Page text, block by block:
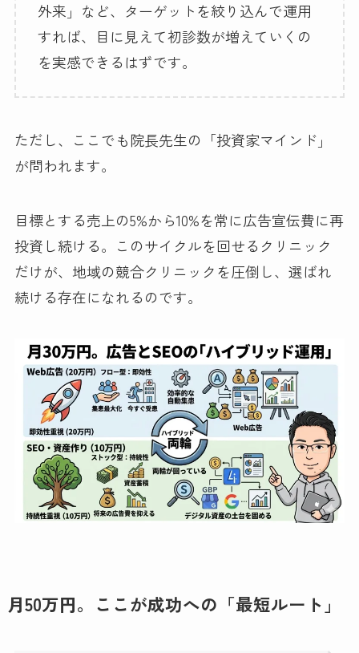
外来」など、ターゲットを絞り込んで運用
すれば、目に見えて初診数が増えていくの
を実感できるはずです。
ただし、ここでも院長先生の「投資家マインド」
が問われます。
目標とする売上の5%から10%を常に広告宣伝費に再
投資し続ける。このサイクルを回せるクリニック
だけが、地域の競合クリニックを圧倒し、選ばれ
続ける存在になれるのです。
月50万円。ここが成功への「最短ルート」